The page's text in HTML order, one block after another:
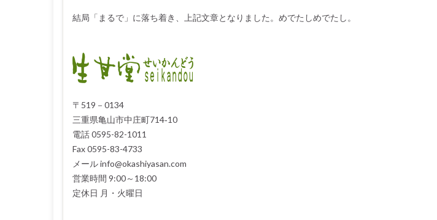
結局「まるで」に落ち着き、上記文章となりました。めでたしめでたし。
〒519－0134
三重県亀山市中庄町714‐10
電話 0595-82-1011
Fax 0595-83-4733
メール info@okashiyasan.com
営業時間 9:00～18:00
定休日 月・火曜日